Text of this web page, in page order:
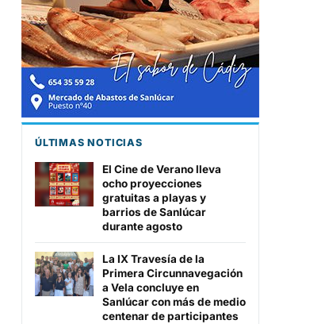
ÚLTIMAS NOTICIAS
El Cine de Verano lleva
ocho proyecciones
gratuitas a playas y
barrios de Sanlúcar
durante agosto
La IX Travesía de la
Primera Circunnavegación
a Vela concluye en
Sanlúcar con más de medio
centenar de participantes